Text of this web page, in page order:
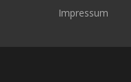
Impressum